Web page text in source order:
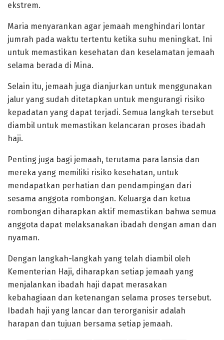
ekstrem.
Maria menyarankan agar jemaah menghindari lontar
jumrah pada waktu tertentu ketika suhu meningkat. Ini
untuk memastikan kesehatan dan keselamatan jemaah
selama berada di Mina.
Selain itu, jemaah juga dianjurkan untuk menggunakan
jalur yang sudah ditetapkan untuk mengurangi risiko
kepadatan yang dapat terjadi. Semua langkah tersebut
diambil untuk memastikan kelancaran proses ibadah
haji.
Penting juga bagi jemaah, terutama para lansia dan
mereka yang memiliki risiko kesehatan, untuk
mendapatkan perhatian dan pendampingan dari
sesama anggota rombongan. Keluarga dan ketua
rombongan diharapkan aktif memastikan bahwa semua
anggota dapat melaksanakan ibadah dengan aman dan
nyaman.
Dengan langkah-langkah yang telah diambil oleh
Kementerian Haji, diharapkan setiap jemaah yang
menjalankan ibadah haji dapat merasakan
kebahagiaan dan ketenangan selama proses tersebut.
Ibadah haji yang lancar dan terorganisir adalah
harapan dan tujuan bersama setiap jemaah.